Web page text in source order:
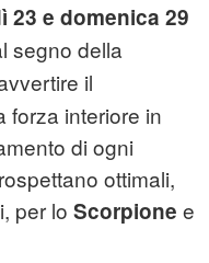
23 e domenica 29
segno della
il
forza interiore in
di ogni
ottimali,
per lo Scorpione e